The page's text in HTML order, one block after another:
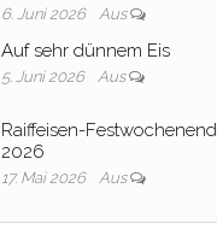
6. Juni 2026 Aus
Auf sehr dünnem Eis
5. Juni 2026 Aus
Raiffeisen-
2026
17. Mai 2026 Aus